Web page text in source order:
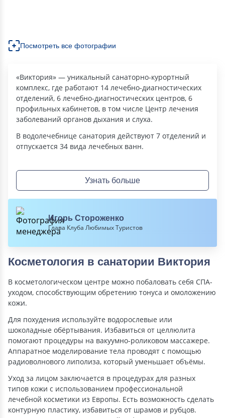
Посмотреть все фотографии
Игорь Стороженко
Глава Клуба Любимых Туристов
«Виктория» — уникальный санаторно-курортный
комплекс, где работают 14 лечебно-диагностических
отделений, 6 лечебно-диагностических центров, 6
профильных кабинетов, в том числе Центр лечения
заболеваний органов дыхания и слуха.
В водолечебнице санатория действуют 7 отделений и
отпускается 34 вида лечебных ванн.
Узнать больше
Косметология в санатории Виктория
В косметологическом центре можно побаловать себя СПА-
уходом, способствующим обретению тонуса и омоложению
кожи.
Для похудения используйте водорослевые или
шоколадные обёртывания. Избавиться от целлюлита
помогают процедуры на вакуумно-роликовом массажере.
Аппаратное моделирование тела проводят с помощью
радиоволнового липолиза, который уменьшает объёмы.
Уход за лицом заключается в процедурах для разных
типов кожи с использованием профессиональной
лечебной косметики из Европы. Есть возможность сделать
контурную пластику, избавиться от шрамов и рубцов.